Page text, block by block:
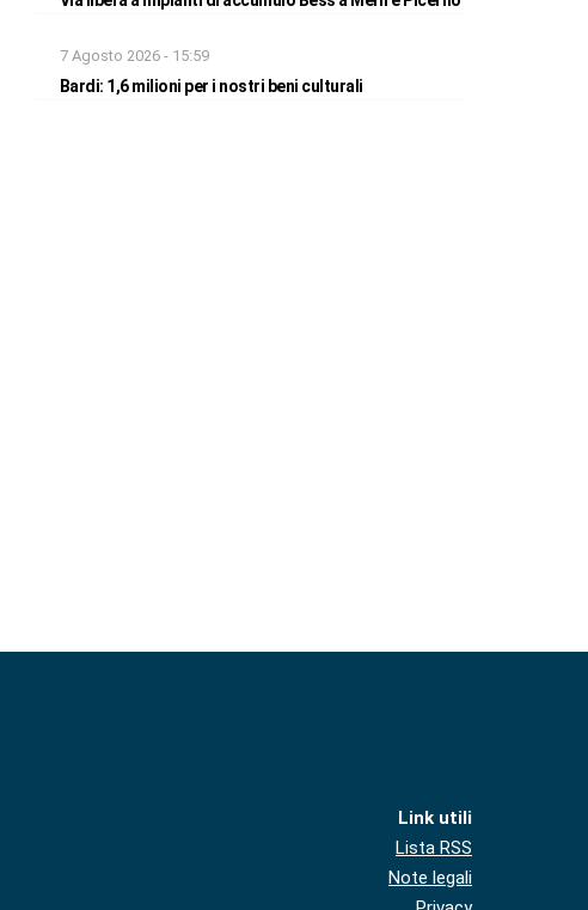
7 Agosto 2026 - 15:59
Bardi: 1,6 milioni per i nostri beni culturali
Link utili
Lista RSS
Note legali